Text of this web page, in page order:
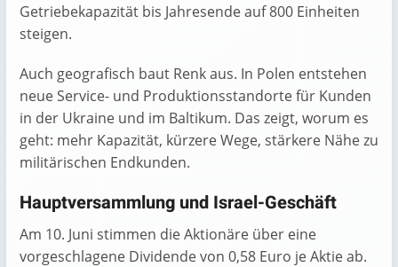
Getriebekapazität bis Jahresende auf 800 Einheiten
steigen.
Auch geografisch baut Renk aus. In Polen entstehen
neue Service- und Produktionsstandorte für Kunden
in der Ukraine und im Baltikum. Das zeigt, worum es
geht: mehr Kapazität, kürzere Wege, stärkere Nähe zu
militärischen Endkunden.
Hauptversammlung und Israel-Geschäft
Am 10. Juni stimmen die Aktionäre über eine
vorgeschlagene Dividende von 0,58 Euro je Aktie ab.